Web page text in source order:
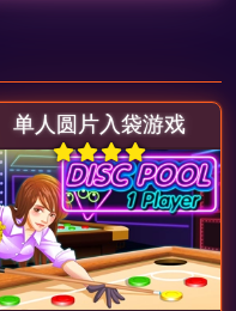
单人圆片入袋游戏